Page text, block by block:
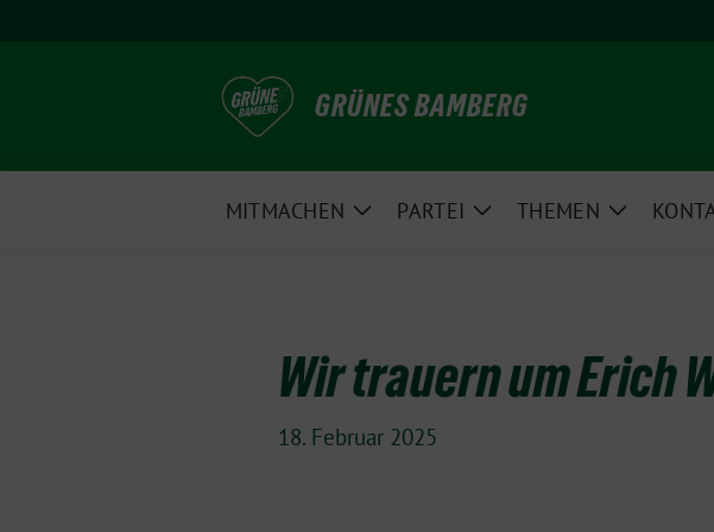
GRÜNES BAMBERG
MITMACHEN
ZeigePARTEI
ZeigeTHEMEN
Zeige
Wir trauern um Erich
18. Februar 2025